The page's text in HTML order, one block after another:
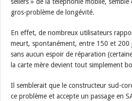
gros-problème de longévité.
En effet, de nombreux utilisateurs
meurt, spontanément, entre 150 et 200
sans aucun espoir de réparation
la carte mère devient tout simplement
Il semblerait que le constructeur sud-
ce problème et accepte un passage en